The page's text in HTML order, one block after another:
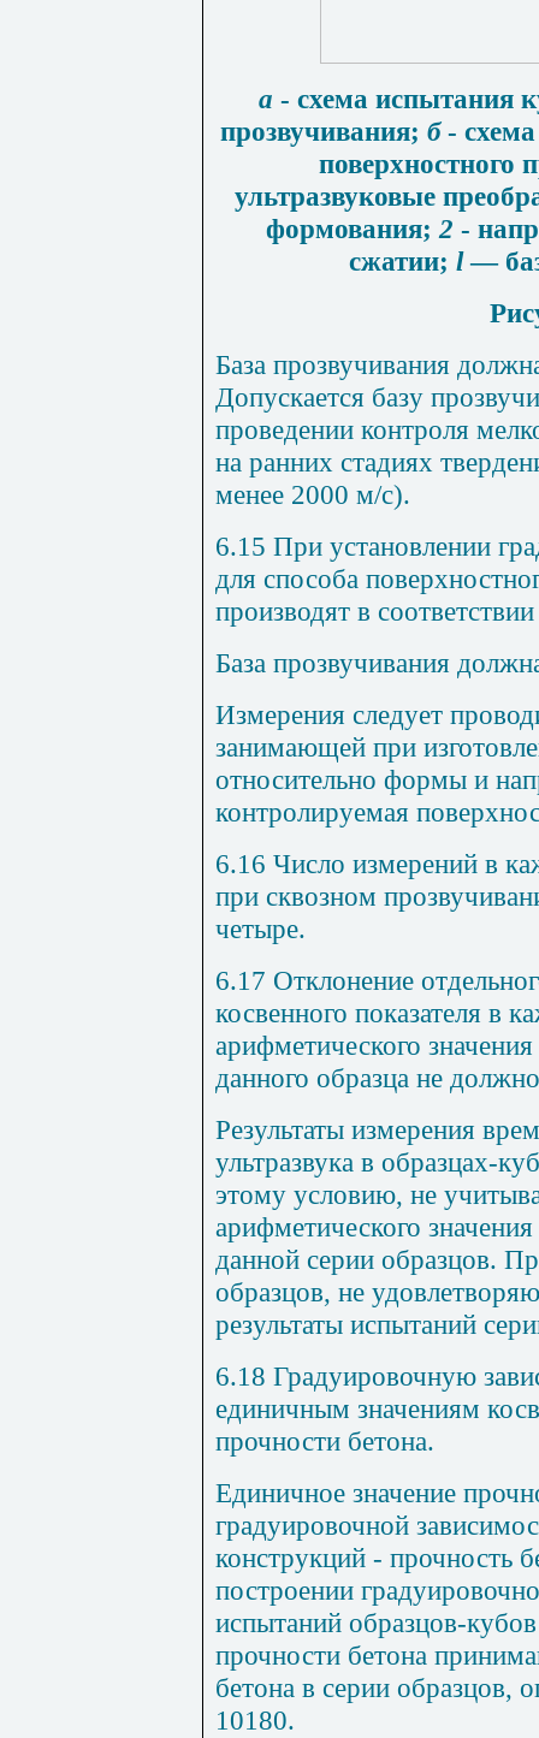
а - схема испытания
прозвучивания; б-
поверхностного
ультразвуковые
формования; 2 -
сжатии; l —
База прозвучивания
Допускается базу
проведении контроля
на ранних стадиях
менее 2000 м/с).
6.15 При установлении
для способа
производят в
База прозвучивания
Измерения следует
занимающей при
относительно формы и
контролируемая
6.16 Число измерений в
при сквозном
четыре.
6.17 Отклонение
косвенного показателя в
арифметического
данного образца не
Результаты измерения
ультразвука в образцах-
этому условию, не
арифметического
данной серии образцов.
образцов, не
результаты испытаний
6.18 Градуировочную
единичным значениям
прочности бетона.
Единичное значение
градуировочной
конструкций - прочность
построении
испытаний образцов-
прочности бетона
бетона в серии
10180.